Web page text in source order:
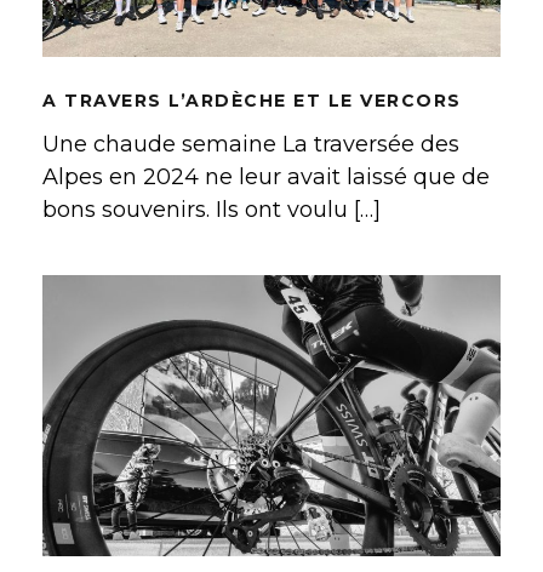
A TRAVERS L’ARDÈCHE ET LE VERCORS
Une chaude semaine La traversée des
Alpes en 2024 ne leur avait laissé que de
bons souvenirs. Ils ont voulu […]
REGARDS AMATEURS SUR LA
ROUTE BRETONNE